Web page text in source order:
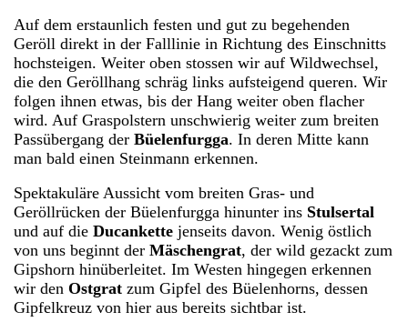
Auf dem erstaunlich festen und gut zu begehenden
Geröll direkt in der Falllinie in Richtung des Einschnitts
hochsteigen. Weiter oben stossen wir auf Wildwechsel,
die den Geröllhang schräg links aufsteigend queren. Wir
folgen ihnen etwas, bis der Hang weiter oben flacher
wird. Auf Graspolstern unschwierig weiter zum breiten
Passübergang derBüelenfurgga. In deren Mitte kann
man bald einen Steinmann erkennen.
Spektakuläre Aussicht vom breiten Gras- und
Geröllrücken der Büelenfurgga hinunter ins Stulsertal
und auf dieDucankette jenseits davon. Wenig östlich
von uns beginnt derMäschengrat, der wild gezackt zum
Gipshorn hinüberleitet. Im Westen hingegen erkennen
wir denOstgrat zum Gipfel des Büelenhorns, dessen
Gipfelkreuz von hier aus bereits sichtbar ist.